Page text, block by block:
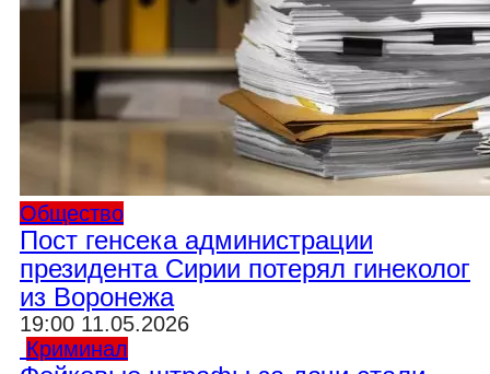
Общество
Пост генсека администрации
президента Сирии потерял гинеколог
из Воронежа
19:00 11.05.2026
Криминал